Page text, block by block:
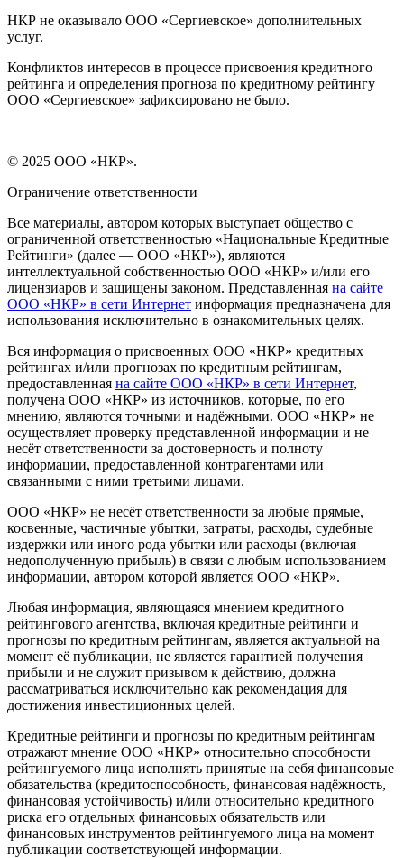
НКР не оказывало ООО «Сергиевское» дополнительных
услуг.
Конфликтов интересов в процессе присвоения кредитного
рейтинга и определения прогноза по кредитному рейтингу
ООО «Сергиевское» зафиксировано не было.
© 2025 ООО «НКР».
Ограничение ответственности
Все материалы, автором которых выступает общество с
ограниченной ответственностью «Национальные Кредитные
Рейтинги» (далее — ООО «НКР»), являются
интеллектуальной собственностью ООО «НКР» и/или его
лицензиаров и защищены законом. Представленная на сайте
ООО «НКР» в сети Интернет информация предназначена для
использования исключительно в ознакомительных целях.
Вся информация о присвоенных ООО «НКР» кредитных
рейтингах и/или прогнозах по кредитным рейтингам,
предоставленная на сайте ООО «НКР» в сети Интернет,
получена ООО «НКР» из источников, которые, по его
мнению, являются точными и надёжными. ООО «НКР» не
осуществляет проверку представленной информации и не
несёт ответственности за достоверность и полноту
информации, предоставленной контрагентами или
связанными с ними третьими лицами.
ООО «НКР» не несёт ответственности за любые прямые,
косвенные, частичные убытки, затраты, расходы, судебные
издержки или иного рода убытки или расходы (включая
недополученную прибыль) в связи с любым использованием
информации, автором которой является ООО «НКР».
Любая информация, являющаяся мнением кредитного
рейтингового агентства, включая кредитные рейтинги и
прогнозы по кредитным рейтингам, является актуальной на
момент её публикации, не является гарантией получения
прибыли и не служит призывом к действию, должна
рассматриваться исключительно как рекомендация для
достижения инвестиционных целей.
Кредитные рейтинги и прогнозы по кредитным рейтингам
отражают мнение ООО «НКР» относительно способности
рейтингуемого лица исполнять принятые на себя финансовые
обязательства (кредитоспособность, финансовая надёжность,
финансовая устойчивость) и/или относительно кредитного
риска его отдельных финансовых обязательств или
финансовых инструментов рейтингуемого лица на момент
публикации соответствующей информации.